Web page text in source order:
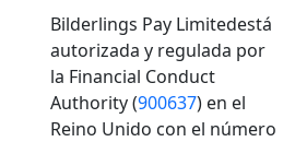
Bilderlings Pay Limitedestá
autorizada y regulada por
la Financial Conduct
Authority (900637) en el
Reino Unido con el número